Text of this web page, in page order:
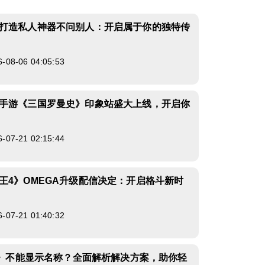
造私人神器不问别人：开启属于你的独特传
08-06 04:05:53
游《三国罗曼史》印象站盛大上线，开启你
07-21 02:15:44
4》OMEGA升级配信决定：开启格斗新时
07-21 01:40:32
不能显示名称？全面解析解决方案，助你轻